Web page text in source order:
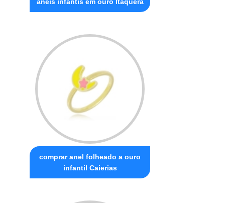
comprar anel folheado a ouro
infantil Caierias